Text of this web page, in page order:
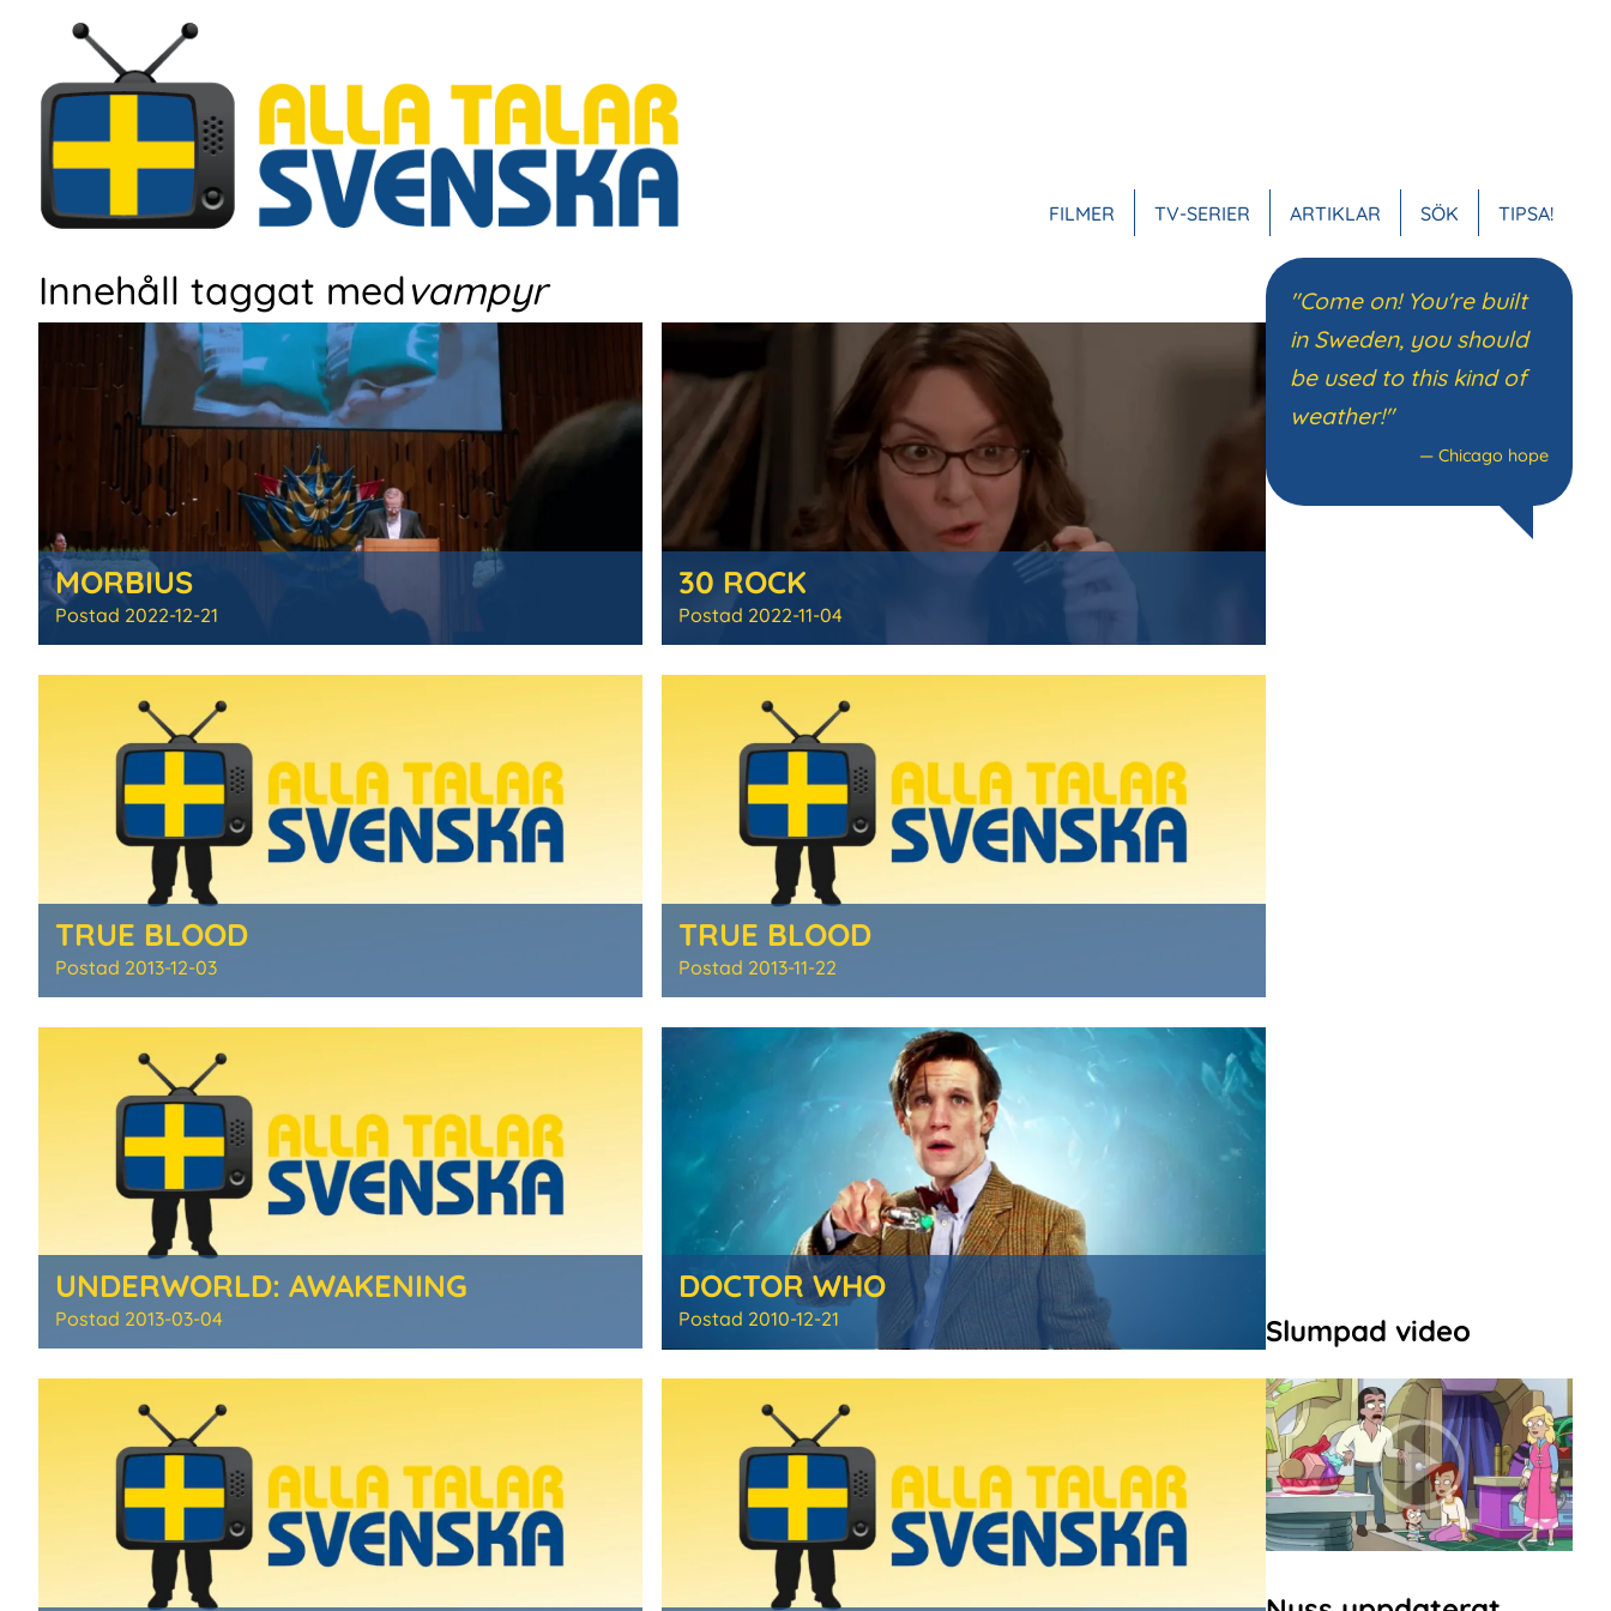
huvudinnehåll
HUVUDMENY
FILMER TV-SERIER ARTIKLAR SÖK TIPSA!
Innehåll taggat medvampyr
MORBIUS
Postad 2022-12-21
30 ROCK
Postad 2022-11-04
TRUE BLOOD
Postad 2013-12-03
TRUE BLOOD
Postad 2013-11-22
UNDERWORLD: AWAKENING
Postad 2013-03-04
DOCTOR WHO
Postad 2010-12-21
"Come on! You're built
in Sweden, you should
be used to this kind of
weather!"
— Chicago hope
Slumpad video